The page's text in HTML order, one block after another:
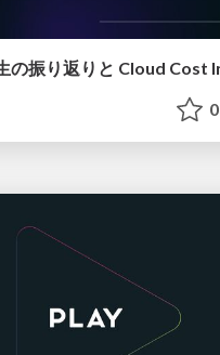
0